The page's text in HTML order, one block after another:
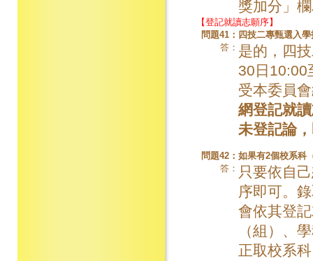
獎加分」
【登記就讀志願序】
問題41： 四技二專甄選入
答： 是的，四
30日10:00
受本委員
網登記就
未登記論
問題42： 如果有2個校系科
答： 只要依自
序即可。
會依其登
（組）、
正取校系